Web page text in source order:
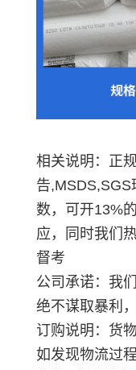
相关说明：正
告
数，可开13%
应，同时我们
督考
公司承诺：我
绝不谋取暴利
订购说明：货
如发现物流过